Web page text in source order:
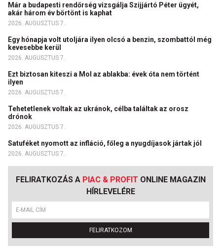
Már a budapesti rendőrség vizsgálja Szijjártó Péter ügyét,
akár három év börtönt is kaphat
2026. AUGUSZTUS 7.
Egy hónapja volt utoljára ilyen olcsó a benzin, szombattól még
kevesebbe kerül
2026. AUGUSZTUS 7.
Ezt biztosan kiteszi a Mol az ablakba: évek óta nem történt
ilyen
2026. AUGUSZTUS 7.
Tehetetlenek voltak az ukránok, célba találtak az orosz
drónok
2026. AUGUSZTUS 7.
Satuféket nyomott az infláció, főleg a nyugdíjasok jártak jól
2026. AUGUSZTUS 7.
FELIRATKOZÁS A PIAC & PROFIT ONLINE MAGAZIN
HÍRLEVELÉRE
FELIRATKOZOM